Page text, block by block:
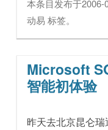
本条目发布于2006-
动易 标签。
Microsoft
智能初体验
昨天去北京昆仑